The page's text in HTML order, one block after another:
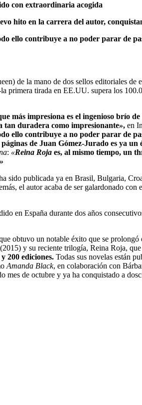
con extraordinaria acogida
hito en la carrera del autor,
ello contribuye a no poder parar de
de la mano de dos sellos editoriales
primera tirada en EE.UU. supera los
más impresiona es el ingenioso brío
tan duradera como impresionante», en
ello contribuye a no poder parar de
de Juan Gómez-Jurado es ya un
: «Reina Roja es, al mismo tiempo, un
»
sido publicada ya en Brasil, Bulgaria,
el autor acaba de ser galardonado
en España durante dos años
obtuvo un notable éxito que se prolongó
(2015) y su reciente trilogía, Reina Roja,
200 ediciones. Todas sus novelas están
Amanda Black, en colaboración con
mes de octubre y ya ha conquistado a